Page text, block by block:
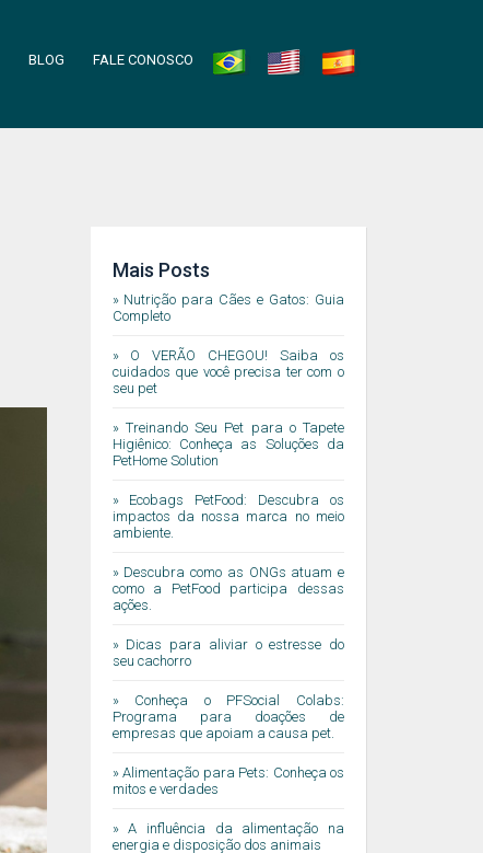
BLOG FALE CONOSCO
Mais Posts
» Nutrição para Cães e Gatos: Guia
Completo
» O VERÃO CHEGOU! Saiba os
cuidados que você precisa ter com o
seu pet
» Treinando Seu Pet para o Tapete
Higiênico: Conheça as Soluções da
PetHome Solution
» Ecobags PetFood: Descubra os
impactos da nossa marca no meio
ambiente.
» Descubra como as ONGs atuam e
como a PetFood participa dessas
ações.
» Dicas para aliviar o estresse do
seu cachorro
» Conheça o PFSocial Colabs:
Programa para doações de
empresas que apoiam a causa pet.
» Alimentação para Pets: Conheça os
mitos e verdades
» A influência da alimentação na
energia e disposição dos animais